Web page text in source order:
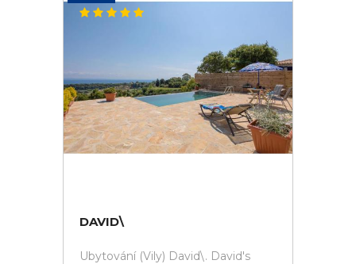
DAVID\
Ubytování (Vily) David\. David's